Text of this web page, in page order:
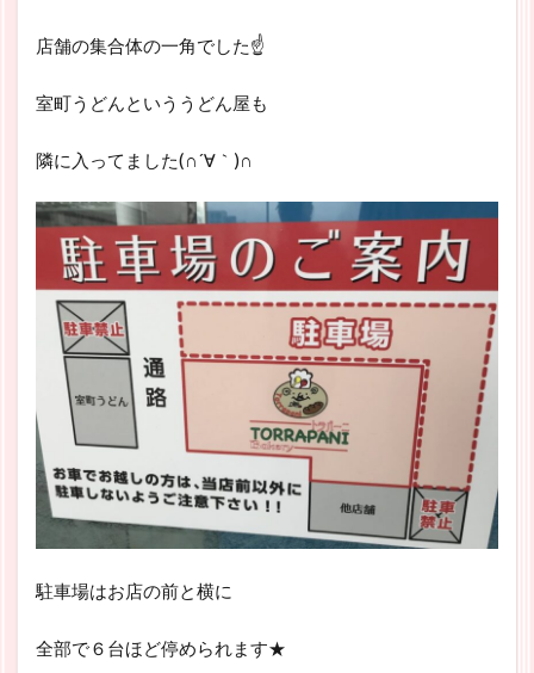
店舗の集合体の一角でした☝
室町うどんといううどん屋も
隣に入ってました(∩´∀｀)∩
駐車場はお店の前と横に
全部で６台ほど停められます★